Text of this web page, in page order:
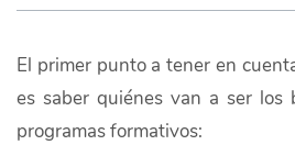
El primer punto a tener en
es saber quiénes van a ser los
programas formativos: